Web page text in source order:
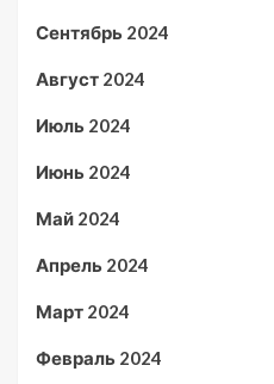
Сентябрь 2024
Август 2024
Июль 2024
Июнь 2024
Май 2024
Апрель 2024
Март 2024
Февраль 2024